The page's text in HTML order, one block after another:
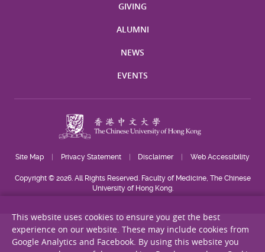
GIVING
ALUMNI
NEWS
EVENTS
Site Map Privacy Statement Disclaimer Web Accessibility
Copyright © 2026. All Rights Reserved. Faculty of Medicine, The Chinese
University of Hong Kong.
This website uses cookies to ensure you get the best
experience on our website. These may include cookies from
Google Analytics and Facebook. By using this website you